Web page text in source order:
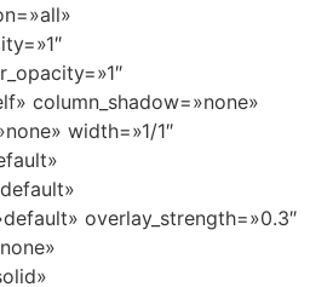
column_shadow=»none»
width=»1/1″
overlay_strength=»0.3″